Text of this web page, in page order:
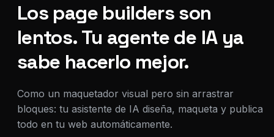
Los page builders son
lentos. Tu agente de IA ya
sabe hacerlo mejor.
Como un maquetador visual pero sin arrastrar
bloques: tu asistente de IA diseña, maqueta y publica
todo en tu web automáticamente.